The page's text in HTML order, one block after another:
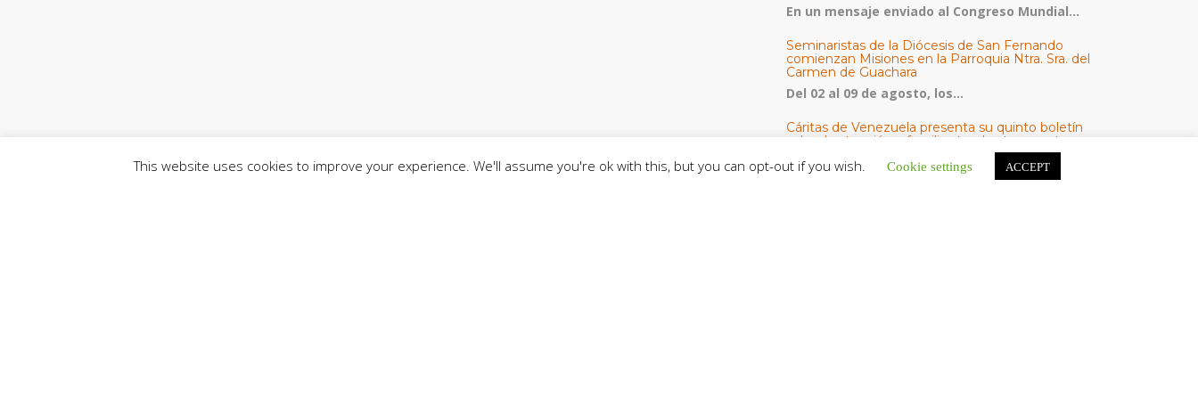
En un mensaje enviado al Congreso Mundial...
Seminaristas de la Diócesis de San Fernando
comienzan Misiones en la Parroquia Ntra. Sra. del
Carmen de Guachara
Del 02 al 09 de agosto, los...
Cáritas de Venezuela presenta su quinto boletín
sobre la atención a familias tras los terremotos
Cáritas de Venezuela publicó este martes 4...
This website uses cookies to improve your experience. We'll assume you're ok with this, but you can opt-out if you wish. Cookie settings ACCEPT